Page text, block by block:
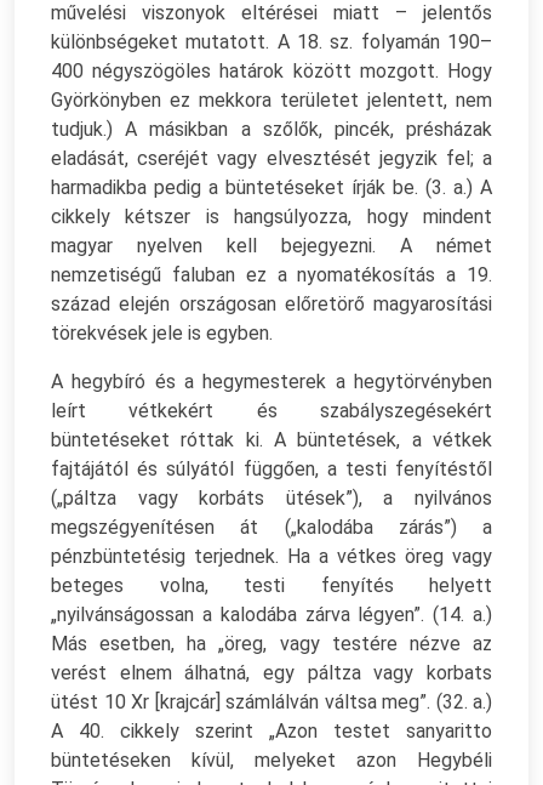
művelési viszonyok eltérései miatt – jelentős
különbségeket mutatott. A 18. sz. folyamán 190–
400 négyszögöles határok között mozgott. Hogy
Györkönyben ez mekkora területet jelentett, nem
tudjuk.) A másikban a szőlők, pincék, présházak
eladását, cseréjét vagy elvesztését jegyzik fel; a
harmadikba pedig a büntetéseket írják be. (3. a.) A
cikkely kétszer is hangsúlyozza, hogy mindent
magyar nyelven kell bejegyezni. A német
nemzetiségű faluban ez a nyomatékosítás a 19.
század elején országosan előretörő magyarosítási
törekvések jele is egyben.
A hegybíró és a hegymesterek a hegytörvényben
leírt vétkekért és szabályszegésekért
büntetéseket róttak ki. A büntetések, a vétkek
fajtájától és súlyától függően, a testi fenyítéstől
(„páltza vagy korbáts ütések”), a nyilvános
megszégyenítésen át („kalodába zárás”) a
pénzbüntetésig terjednek. Ha a vétkes öreg vagy
beteges volna, testi fenyítés helyett
„nyilvánságossan a kalodába zárva légyen”. (14. a.)
Más esetben, ha „öreg, vagy testére nézve az
verést elnem álhatná, egy páltza vagy korbats
ütést 10 Xr [krajcár] számlálván váltsa meg”. (32. a.)
A 40. cikkely szerint „Azon testet sanyaritto
büntetéseken kívül, melyeket azon Hegybéli